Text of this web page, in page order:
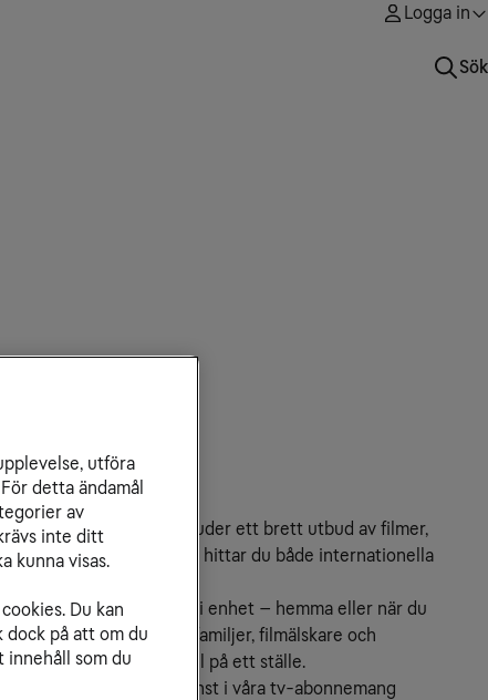
Logga in
Sök
som erbjuder ett brett utbud av filmer,
direktsänd sport. Här hittar du både internationella
när du vill, på valfri enhet – hemma eller när du
Tjänsten passar både familjer, filmälskare och
samla massor av innehåll på ett ställe.
är en valbar streamingtjänst i våra tv-abonnemang
utföra
detta ändamål
av
inte ditt
kunna visas.
Du kan
dock på att om du
innehåll som du